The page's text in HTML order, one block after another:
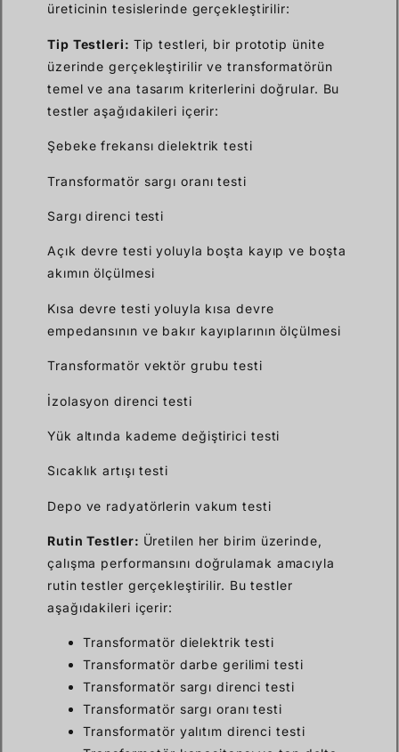
üreticinin tesislerinde gerçekleştirilir:
Tip Testleri: Tip testleri, bir prototip ünite
üzerinde gerçekleştirilir ve transformatörün
temel ve ana tasarım kriterlerini doğrular. Bu
testler aşağıdakileri içerir:
Şebeke frekansı dielektrik testi
Transformatör sargı oranı testi
Sargı direnci testi
Açık devre testi yoluyla boşta kayıp ve boşta
akımın ölçülmesi
Kısa devre testi yoluyla kısa devre
empedansının ve bakır kayıplarının ölçülmesi
Transformatör vektör grubu testi
İzolasyon direnci testi
Yük altında kademe değiştirici testi
Sıcaklık artışı testi
Depo ve radyatörlerin vakum testi
Rutin Testler: Üretilen her birim üzerinde,
çalışma performansını doğrulamak amacıyla
rutin testler gerçekleştirilir. Bu testler
aşağıdakileri içerir:
Transformatör dielektrik testi
Transformatör darbe gerilimi testi
Transformatör sargı direnci testi
Transformatör sargı oranı testi
Transformatör yalıtım direnci testi